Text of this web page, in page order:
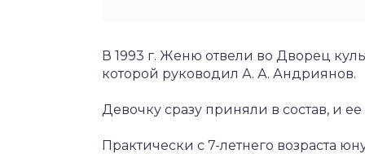
В 1993 г. Женю отвели во Дворец
которой руководил А. А. Андриянов.
Девочку сразу приняли в состав, и
Практически с 7-летнего возраста